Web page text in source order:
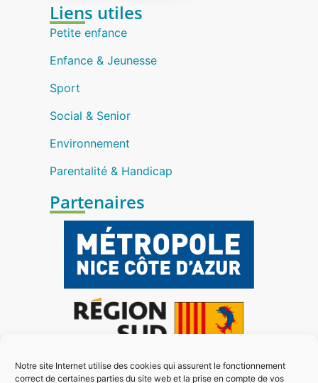
Notre site Internet utilise des cookies qui assurent le fonctionnement
correct de certaines parties du site web et la prise en compte de vos
Liens utiles
Petite enfance
Enfance & Jeunesse
Sport
Social & Senior
Environnement
Parentalité & Handicap
Partenaires